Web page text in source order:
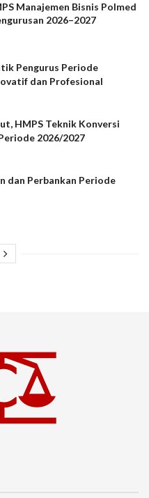
Manajemen Bisnis Polmed
2026–2027
Pengurus Periode
dan Profesional
HMPS Teknik Konversi
2026/2027
dan Perbankan Periode